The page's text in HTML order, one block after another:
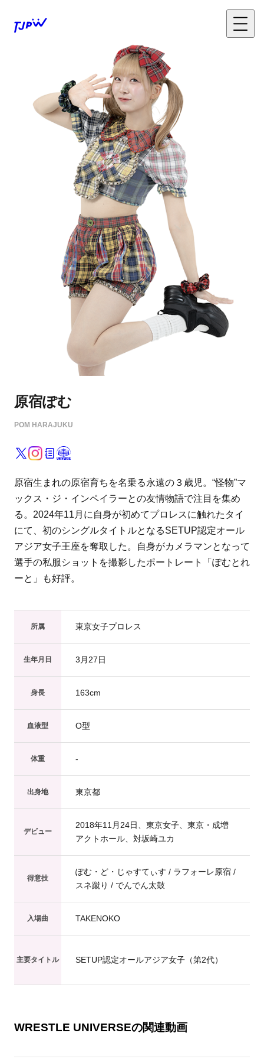
原宿ぽむ
POM HARAJUKU
原宿生まれの原宿育ちを名乗る永遠の３歳児。“怪物”マ
ックス・ジ・インペイラーとの友情物語で注目を集め
る。2024年11月に自身が初めてプロレスに触れたタイ
にて、初のシングルタイトルとなるSETUP認定オール
アジア女子王座を奪取した。自身がカメラマンとなって
選手の私服ショットを撮影したポートレート「ぽむとれ
ーと」も好評。
所属 東京女子プロレス
生年月日 3月27日
身長 163cm
血液型 O型
体重 -
出身地 東京都
デビュー
2018年11月24日、東京女子、東京・成増
アクトホール、対坂崎ユカ
得意技
ぽむ・ど・じゃすてぃす / ラフォーレ原宿 /
スネ蹴り / でんでん太鼓
入場曲 TAKENOKO
主要タイトル SETUP認定オールアジア女子（第2代）
WRESTLE UNIVERSEの関連動画